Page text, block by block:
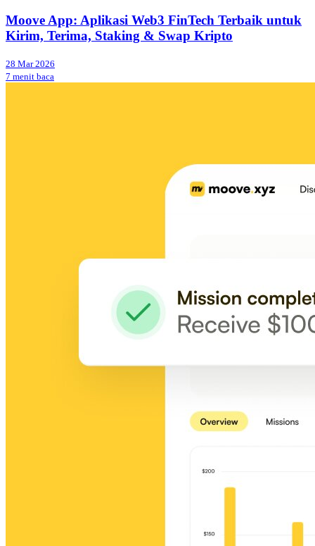
Moove App: Aplikasi Web3 FinTech Terbaik untuk
Kirim, Terima, Staking & Swap Kripto
28 Mar 2026
7 menit baca